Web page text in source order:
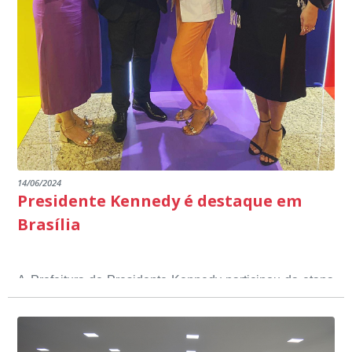
14/06/2024
Presidente Kennedy é destaque em
Brasília
A Prefeitura de Presidente Kennedy participou da etapa
nacional do 12º Prêmio Sebrae Prefeitura
Empreendedora, que visou valorizar e destacar o papel
dos gestores públicos comprometidos com o